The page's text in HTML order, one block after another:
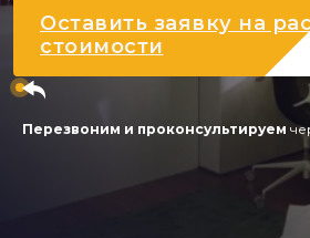
Оставить заявку на
стоимости
Перезвоним и проконсультируем